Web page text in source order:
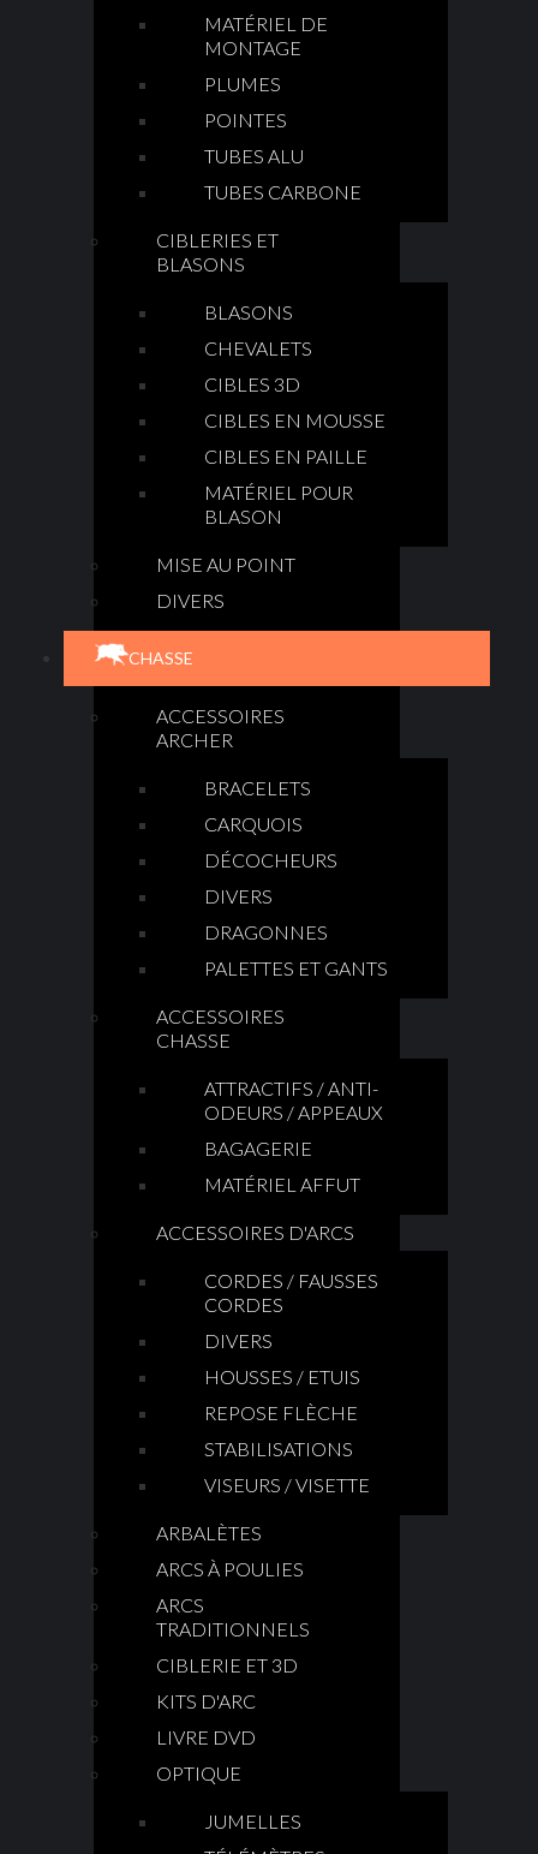
MATÉRIEL DE
MONTAGE
PLUMES
POINTES
TUBES ALU
TUBES CARBONE
CIBLERIES ET
BLASONS
BLASONS
CHEVALETS
CIBLES 3D
CIBLES EN MOUSSE
CIBLES EN PAILLE
MATÉRIEL POUR
BLASON
MISE AU POINT
DIVERS
CHASSE
ACCESSOIRES
ARCHER
BRACELETS
CARQUOIS
DÉCOCHEURS
DIVERS
DRAGONNES
PALETTES ET GANTS
ACCESSOIRES
CHASSE
ATTRACTIFS / ANTI-
ODEURS / APPEAUX
BAGAGERIE
MATÉRIEL AFFUT
ACCESSOIRES D'ARCS
CORDES / FAUSSES
CORDES
DIVERS
HOUSSES / ETUIS
REPOSE FLÈCHE
STABILISATIONS
VISEURS / VISETTE
ARBALÈTES
ARCS À POULIES
ARCS
TRADITIONNELS
CIBLERIE ET 3D
KITS D'ARC
LIVRE DVD
OPTIQUE
JUMELLES